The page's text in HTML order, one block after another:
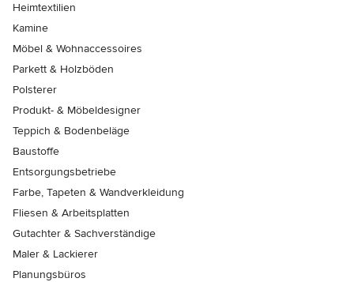
Heimtextilien
Kamine
Möbel & Wohnaccessoires
Parkett & Holzböden
Polsterer
Produkt- & Möbeldesigner
Teppich & Bodenbeläge
Baustoffe
Entsorgungsbetriebe
Farbe, Tapeten & Wandverkleidung
Fliesen & Arbeitsplatten
Gutachter & Sachverständige
Maler & Lackierer
Planungsbüros